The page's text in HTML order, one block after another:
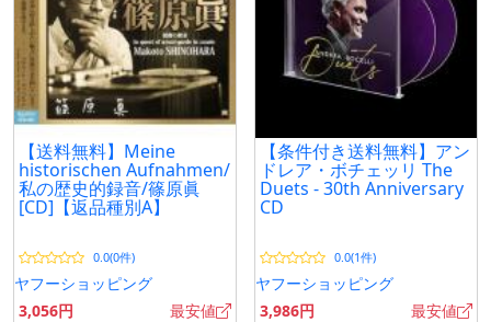
【送料無料】Meine
historischen Aufnahmen/
私の歴史的録音/篠原眞
[CD]【返品種別A】
0.0(0件)
ヤフーショッピング
3,056円
最安値
【条件付き送料無料】アン
ドレア・ボチェッリ The
Duets - 30th Anniversary
CD
0.0(1件)
ヤフーショッピング
3,986円
最安値